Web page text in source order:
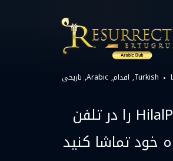
Turkish اقدام Arabic تاریخی
HilalPlay را در تلفن
خود تماشا کنید